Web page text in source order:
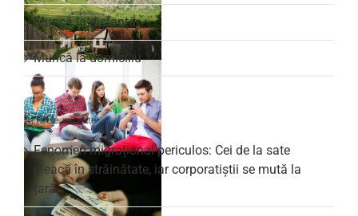
Muncă la distanță
Muncă la domiciliu
Articole recente
Fenomen migrațional periculos: Cei de la sate
pleacă în străinătate, iar corporatiștii se mută la
țară